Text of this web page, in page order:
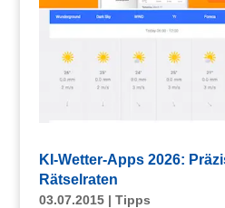
KI-Wetter-Apps 2026:
Rätselraten
03.07.2015| Tipps